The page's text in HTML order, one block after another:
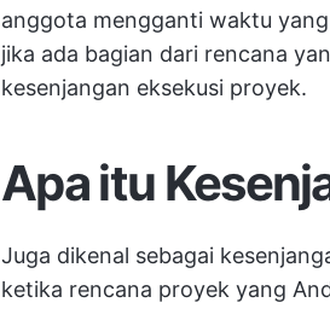
anggota mengganti waktu
jika ada bagian dari rencana
kesenjangan eksekusi proyek.
Apa itu
Juga dikenal sebagai
ketika rencana proyek yang